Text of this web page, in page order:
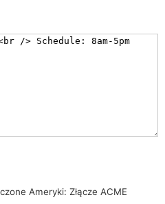
Ameryki: Złącze ACME